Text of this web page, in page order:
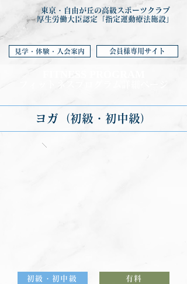
東京・自由が丘の高級スポーツクラブ
厚生労働大臣認定「指定運動療法施設」
見学・体験・入会案内 会員様専用サイト
ヨガ（初級・初中級）
初級・初中級 有料